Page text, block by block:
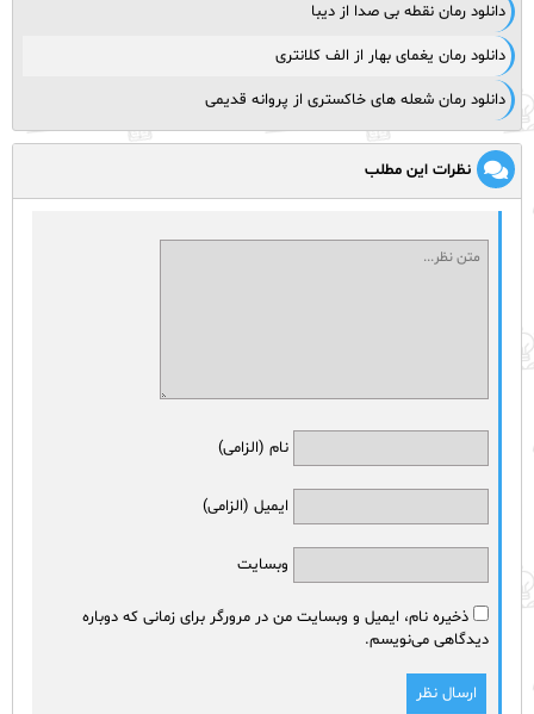
دانلود رمان نقطه بی صدا از دیبا
دانلود رمان یغمای بهار از الف کلانتری
دانلود رمان شعله های خاکستری از پروانه قدیمی
نظرات این مطلب
نام (الزامی)
ایمیل (الزامی)
وبسایت
ذخیره نام، ایمیل و وبسایت من در مرورگر برای زمانی که دوباره
دیدگاهی می‌نویسم.